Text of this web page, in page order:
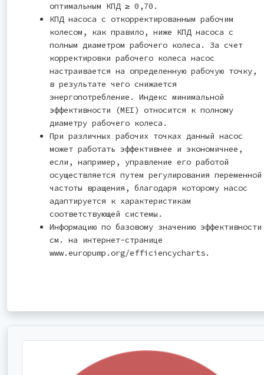
оптимальным КПД ≥ 0,70.
КПД насоса с откорректированным рабочим
колесом, как правило, ниже КПД насоса с
полным диаметром рабочего колеса. За счет
корректировки рабочего колеса насос
настраивается на определенную рабочую точку,
в результате чего снижается
энергопотребление. Индекс минимальной
эффективности (MEI) относится к полному
диаметру рабочего колеса.
При различных рабочих точках данный насос
может работать эффективнее и экономичнее,
если, например, управление его работой
осуществляется путем регулирования переменной
частоты вращения, благодаря которому насос
адаптируется к характеристикам
соответствующей системы.
Информацию по базовому значению эффективности
см. на интернет-странице
www.europump.org/efficiencycharts.